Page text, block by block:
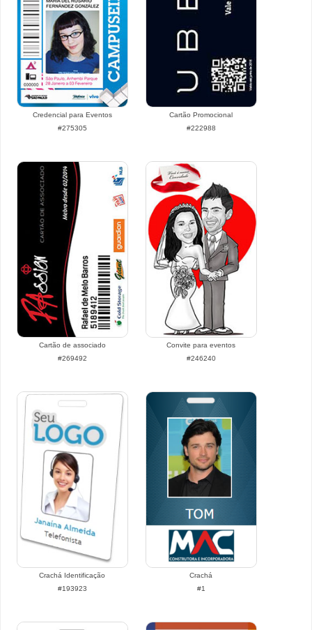
Credencial para Eventos
#275305
Cartão Promocional
#222988
Cartão de associado
#269492
Convite para eventos
#246240
Crachá Identificação
#193923
Crachá
#1